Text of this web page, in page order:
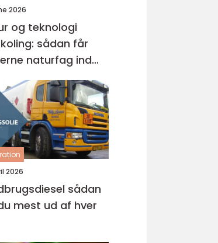
2026
og teknologi
sådan får
naturfag ind
huden
2026
sådan
mest ud af hver